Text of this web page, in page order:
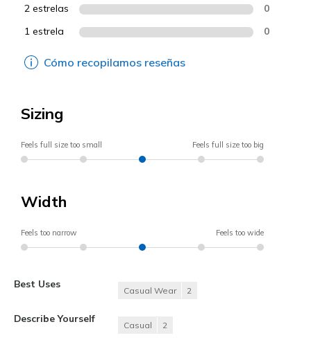
2 estrelas 0
1 estrela 0
Cómo recopilamos reseñas
Sizing
Feels full size too small Feels full size too big
Width
Feels too narrow Feels too wide
Best Uses
Casual Wear 2
Describe Yourself
Casual 2